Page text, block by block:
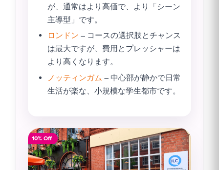
が、通常はより高価で、より「シーン
主導型」です。
ロンドン – コースの選択肢とチャンス
は最大ですが、費用とプレッシャーは
より高くなります。
ノッティンガム – 中心部が静かで日常
生活が楽な、小規模な学生都市です。
10% Off